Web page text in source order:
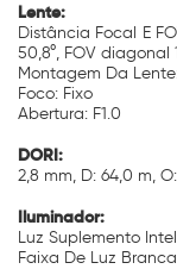
Lente:
Distância Focal E
50,8°, FOV diagonal
Montagem Da
Foco: Fixo
Abertura: F1.0
DORI:
2,8 mm, D: 64,0 m,
Iluminador:
Luz Suplemento
Faixa De Luz